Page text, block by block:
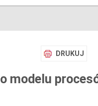
DRUKUJ
modelu